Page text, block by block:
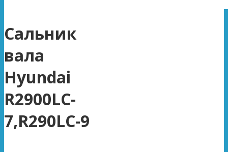
Сальник
вала
Hyundai
R2900LC-
7,R290LC-9